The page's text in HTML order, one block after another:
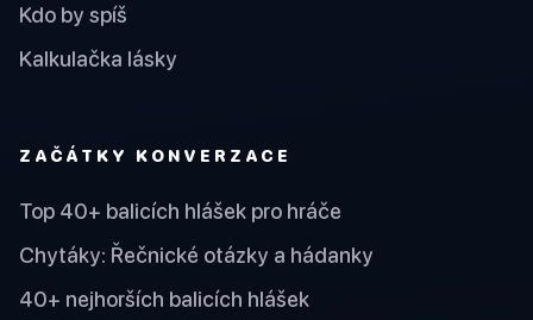
Kdo by spíš
Kalkulačka lásky
ZAČÁTKY KONVERZACE
Top 40+ balicích hlášek pro hráče
Chytáky: Řečnické otázky a hádanky
40+ nejhorších balicích hlášek